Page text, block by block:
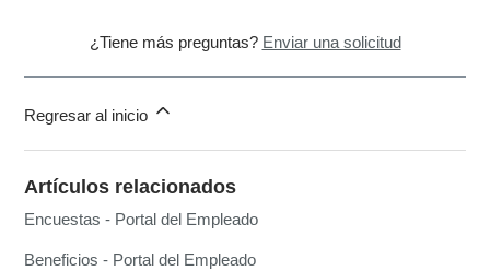
¿Tiene más preguntas? Enviar una solicitud
Regresar al inicio
Artículos relacionados
Encuestas - Portal del Empleado
Beneficios - Portal del Empleado